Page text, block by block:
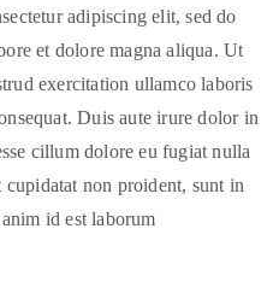
adipiscing elit, sed do
et dolore magna aliqua. Ut
exercitation ullamco laboris
Duis aute irure dolor in
cillum dolore eu fugiat nulla
cupidatat non proident, sunt in
id est laborum